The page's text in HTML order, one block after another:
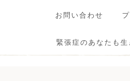
お問い合わせ
緊張症のあなたも生